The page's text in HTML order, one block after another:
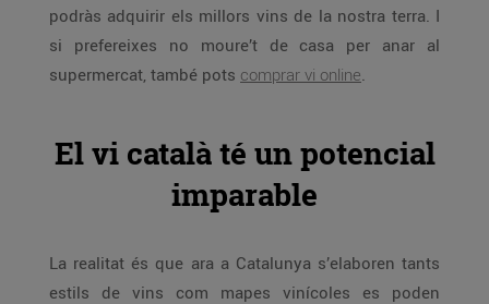
podràs adquirir els millors vins de la nostra terra. I
si prefereixes no moure’t de casa per anar al
supermercat, també pots comprar vi online.
El vi català té un potencial
imparable
La realitat és que ara a Catalunya s’elaboren tants
estils de vins com mapes vinícoles es poden